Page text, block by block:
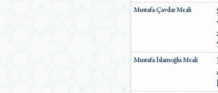
Mustafa Çavdar Meali
Mustafa İslamoğlu Meali